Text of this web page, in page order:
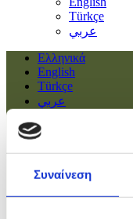
Συναίνεση
Türkçe
عربي
Ελληνικά
English
Türkçe
عربي
Αρχική
Πολιτική
Οικονομία
Βουλή